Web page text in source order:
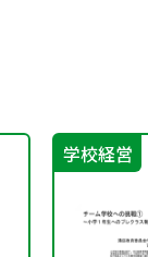
学校経営